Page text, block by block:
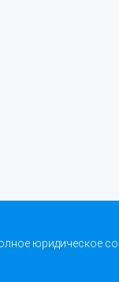
юридическое